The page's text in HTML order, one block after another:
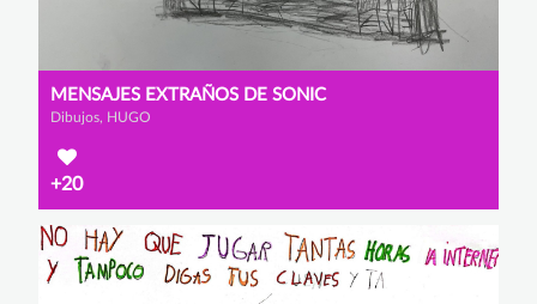
MENSAJES EXTRAÑOS DE SONIC
Dibujos, HUGO
+20